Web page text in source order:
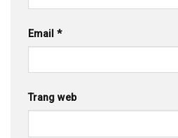
Email *
Trang web